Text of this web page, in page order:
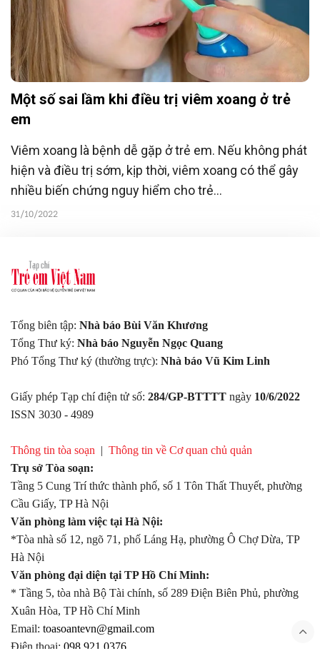
Một số sai lầm khi điều trị viêm xoang ở trẻ
em
Viêm xoang là bệnh dễ gặp ở trẻ em. Nếu không phát
hiện và điều trị sớm, kịp thời, viêm xoang có thể gây
nhiều biến chứng nguy hiểm cho trẻ...
31/10/2022
Tổng biên tập: Nhà báo Bùi Văn Khương
Tổng Thư ký: Nhà báo Nguyễn Ngọc Quang
Phó Tổng Thư ký (thường trực): Nhà báo Vũ Kim Linh
Giấy phép Tạp chí điện tử số: 284/GP-BTTTT ngày 10/6/2022
ISSN 3030 - 4989
Thông tin tòa soạn | Thông tin về Cơ quan chủ quản
Trụ sở Tòa soạn:
Tầng 5 Cung Trí thức thành phố, số 1 Tôn Thất Thuyết, phường
Cầu Giấy, TP Hà Nội
Văn phòng làm việc tại Hà Nội:
*Tòa nhà số 12, ngõ 71, phố Láng Hạ, phường Ô Chợ Dừa, TP
Hà Nội
Văn phòng đại diện tại TP Hồ Chí Minh:
* Tầng 5, tòa nhà Bộ Tài chính, số 289 Điện Biên Phủ, phường
Xuân Hòa, TP Hồ Chí Minh
Email: toasoantevn@gmail.com
Điện thoại: 098.921.0376